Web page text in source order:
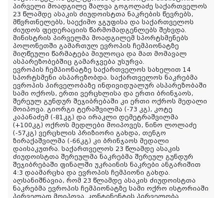
პირველი მოადგილე შალვა გოგოლაძე საქართველოს
23 წლამდე ასაკის ძიუდოისტთა ნაკრების წევრებს,
მწვრთნელებს, საექიმო ჯგუფისა და საქართველოს
ძიუდოს ფედერაციის წარმომადგენლებს შეხვდა.
მინისტრის პირველმა მოადგილემ სპორტსმენებს
პოლონეთში გამართულ ევროპის ჩემპიონატზე
მიღწეული წარმატება მიულოცა და მათ მომავალ
ასპარეზობებშიც გამარჯვება უსურვა.
ევროპის ჩემპიონატზე საქართველოს სახელით 14
სპორტსმენი ასპარეზობდა. საქართველოს ნაკრებმა
ევროპის პირველობაზე ინდივიდუალურ ასპარეზობაში
სამი ოქროს, ერთი ვერცხლისა და ერთი ბრინჯაოს,
შერეულ გუნდურ შეჯიბრებაში კი ერთი ოქროს მედალი
მოიპოვა. გიორგი ტერაშვილმა (-73 კგ), კოტე
კაპანაძემ (-81კგ) და ირაკლი დემეტრაშვილმა
(+100კგ) ოქროს მედლები მოიპოვეს, ნინო ლოლაძე
(-57კგ) ვერცხლის პრიზიორი გახდა, თენგო
ზირაქაშვილმა (-66კგ) კი ბრინჯაოს მედალი
დაისაკუთრა. საქართველოს 23 წლამდე ასაკის
ძიუდოისტთა შერეულმა ნაკრებმა შერეულ გუნდურ
შეჯიბრებაში ფინალში უკრაინის ნაკრები ანგარიშით
4:3 დაამარცხა და ევროპის ჩემპიონი გახდა.
აღსანიშნავია, რომ 23 წლამდე ასაკის ძიუდოისტთა
ნაკრებმა ევროპის ჩემპიონატზე სამი ოქრო ისტორიაში
პირველად მოიპოვა. კონტინენტის პირველობა